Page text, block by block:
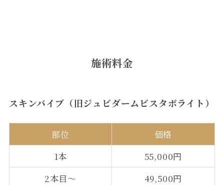
施術料金
スキンバイブ（旧ジュビダームビスタボライト）
部位
価格
1本
55,000円
2本目〜
49,500円